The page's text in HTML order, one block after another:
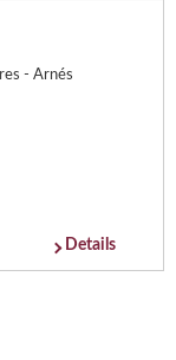
- Arnés
Details